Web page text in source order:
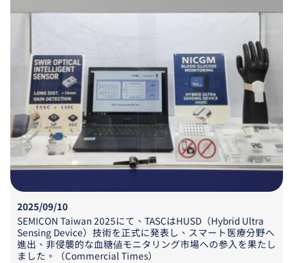
2025/09/10
SEMICON Taiwan 2025にて、TASCはHUSD（Hybrid Ultra
Sensing Device）技術を正式に発表し、スマート医療分野へ
進出、非侵襲的な血糖値モニタリング市場への参入を果たし
ました。（Commercial Times）